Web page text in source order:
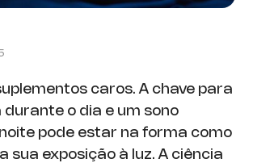
caros. A chave para
durante o dia e um sono
pode estar na forma como
sua exposição à luz. A ciência